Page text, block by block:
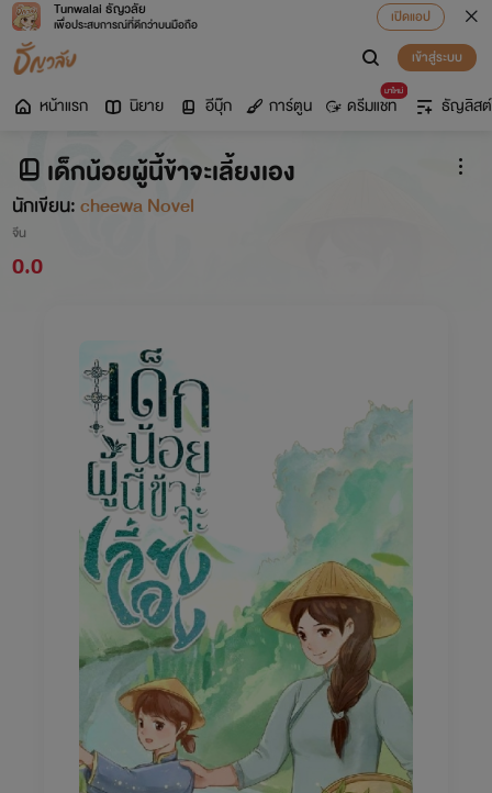
Tunwalai ธัญวลัย
เพื่อประสบการณ์ที่ดีกว่าบนมือถือ
เปิดแอป
เข้าสู่ระบบ
หน้าแรก นิยาย อีบุ๊ก การ์ตูน
มาใหม่
ดรีมแชท ธัญลิสต์
เด็กน้อยผู้นี้ข้าจะเลี้ยงเอง
นักเขียน:cheewa Novel
จีน
0.0